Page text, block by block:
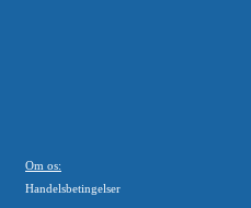
Om os:
Handelsbetingelser